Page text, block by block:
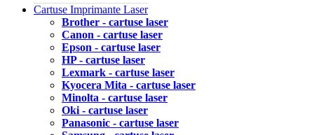
Cartuse Imprimante Laser
Brother - cartuse laser
Canon - cartuse laser
Epson - cartuse laser
HP - cartuse laser
Lexmark - cartuse laser
Kyocera Mita - cartuse laser
Minolta - cartuse laser
Oki - cartuse laser
Panasonic - cartuse laser